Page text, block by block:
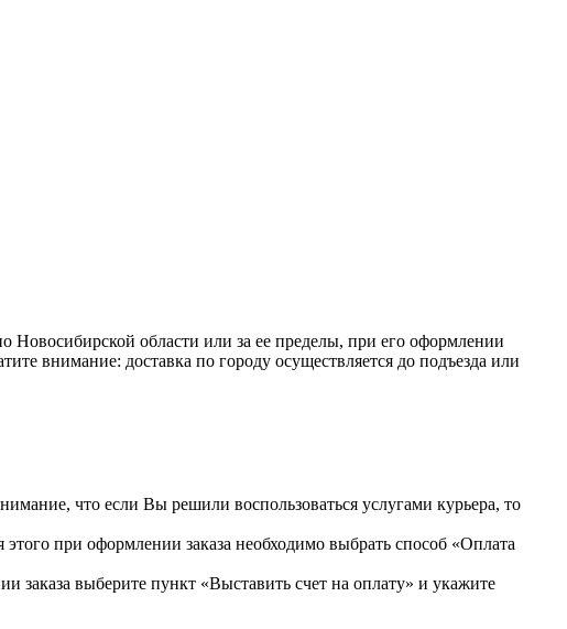
Новосибирской области или за ее пределы, при его оформлении
внимание: доставка по городу осуществляется до подъезда или
что если Вы решили воспользоваться услугами курьера, то
при оформлении заказа необходимо выбрать способ «Оплата
заказа выберите пункт «Выставить счет на оплату» и укажите